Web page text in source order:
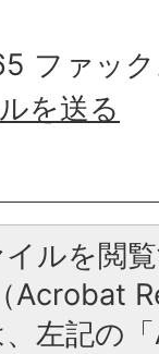
ファッ
を送る
イルを閲
Acrobat
左記の